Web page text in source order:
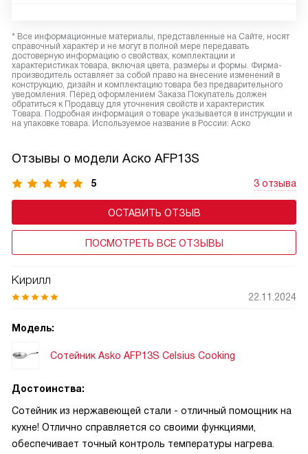
* Все информационные материалы, представленные на Сайте, носят
справочный характер и не могут в полной мере передавать
достоверную информацию о свойствах, комплектации и
характеристиках товара, включая цвета, размеры и формы. Фирма-
производитель оставляет за собой право на внесение изменений в
конструкцию, дизайн и комплектацию товара без предварительного
уведомления. Перед оформлением Заказа Покупатель должен
обратиться к Продавцу для уточнения свойств и характеристик
Товара. Подробная информация о товаре указывается в инструкции и
на упаковке товара. Используемое название в России: Аско
Отзывы о модели Аско AFP13S
5 3 отзыва
ОСТАВИТЬ ОТЗЫВ
ПОСМОТРЕТЬ ВСЕ ОТЗЫВЫ
Кирилл
22.11.2024
Модель:
Сотейник Asko AFP13S Celsius Cooking
Достоинства:
Сотейник из нержавеющей стали - отличный помощник на
кухне! Отлично справляется со своими функциями,
обеспечивает точный контроль температуры нагрева.